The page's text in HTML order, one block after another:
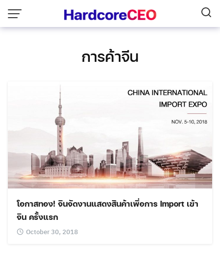
content
การค้าจีน
โอกาสทอง! จีนจัดงานแสดงสินค้าเพื่อการ Import เข้า
จีน ครั้งแรก
October 30, 2018